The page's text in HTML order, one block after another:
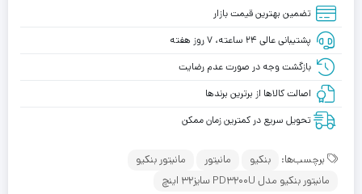
تضمین بهترین قیمت بازار
پشتیبانی عالی ۲۴ ساعته، ۷ روز هفته
بازگشت وجه در صورت عدم رضایت
اصالت کالاها از برترین برندها
تحویل سریع در کمترین زمان ممکن
برچسب‌ها: بنکیو مانیتور
مانیتور بنکیو
مانیتور بنکیو مدل PD3200U سایز32 اینچ